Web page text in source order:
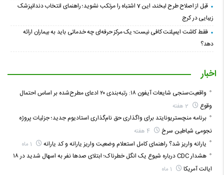
قبل از اصلاح طرح لبخند، این 7 اشتباه را مرتکب نشوید؛ راهنمای انتخاب دندانپزشک
زیبایی در کرج
فقط کاشت ایمپلنت کافی نیست؛ یک مرکز حرفه‌ای چه خدماتی باید به بیماران ارائه
دهد؟
اخبار
واقعیت‌سنجی شایعات آیفون ۱۸: رتبه‌بندی ۲۰ ادعای مطرح‌شده بر اساس احتمال
وقوع
برنامه منچستریونایتد برای واگذاری حق نام‌گذاری استادیوم جدید؛ جزئیات پروژه
نجومی شیاطین سرخ
یارانه واریز شد؟ راهنمای کامل استعلام وضعیت واریز یارانه و کد یارانه
هشدار CDC درباره شیوع یک انگل خطرناک؛ ابتلای صدها نفر به اسهال شدید در ۱۸
ایالت آمریکا